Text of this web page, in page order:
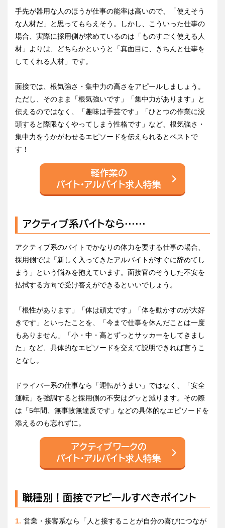
手先が器用な人のほうが仕事の能率は高いので、「使えそう
な人材だ」と思ってもらえそう。しかし、こういった仕事の
場合、実際に採用側が求めているのは「ものすごく使える人
材」よりは、どちらかというと「真面目に、きちんと仕事を
してくれる人材」です。
面接では、根気強さ・集中力の高さをアピールしましょう。
ただし、そのまま「根気強いです」「集中力があります」と
伝えるのではなく、「趣味は手芸です」「ひとつの作業に没
頭すると際限なくやってしまう性格です」など、根気強さ・
集中力をうかがわせるエピソードを伝えられるとベストで
す！
軽作業の
バイト・アルバイト求人特集
アクティブ系バイトなら……
アクティブ系のバイトでかなりの体力を要する仕事の場合、
採用側では「新しく入ってきたアルバイトがすぐに辞めてし
まう」という悩みを抱えています。面接官のそうした不安を
払拭する方向で受け答えができるといいでしょう。
「根性があります」「体は頑丈です」「体を動かすのが大好
きです」といったことを、「今まで仕事を休んだことは一度
もありません」「小・中・高とずっとサッカーをしてきまし
た」など、具体的なエピソードを交えて説明できれば言うこ
となし。
ドライバー系の仕事なら「運転がうまい」ではなく、「安全
運転」を強調すると採用側の不安はグッと減ります。その際
は「5年間、無事故無違反です」などの具体的なエピソードを
添えるのも忘れずに。
アクティブワークの
バイト・アルバイト求人特集
職種別！面接でアピールすべきポイント
営業・接客系なら「人と接することが自分の喜びにつなが